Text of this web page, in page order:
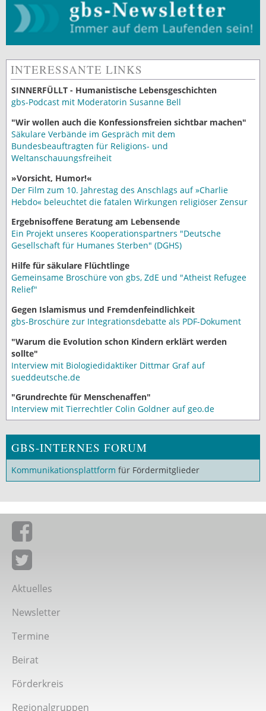
INTERESSANTE LINKS
SINNERFÜLLT - Humanistische Lebensgeschichten
gbs-Podcast mit Moderatorin Susanne Bell
"Wir wollen auch die Konfessionsfreien sichtbar machen"
Säkulare Verbände im Gespräch mit dem
Bundesbeauftragten für Religions- und
Weltanschauungsfreiheit
»Vorsicht, Humor!«
Der Film zum 10. Jahrestag des Anschlags auf »Charlie
Hebdo« beleuchtet die fatalen Wirkungen religiöser Zensur
Ergebnisoffene Beratung am Lebensende
Ein Projekt unseres Kooperationspartners "Deutsche
Gesellschaft für Humanes Sterben" (DGHS)
Hilfe für säkulare Flüchtlinge
Gemeinsame Broschüre von gbs, ZdE und "Atheist Refugee
Relief"
Gegen Islamismus und Fremdenfeindlichkeit
gbs-Broschüre zur Integrationsdebatte als PDF-Dokument
"Warum die Evolution schon Kindern erklärt werden
sollte"
Interview mit Biologiedidaktiker Dittmar Graf auf
sueddeutsche.de
"Grundrechte für Menschenaffen"
Interview mit Tierrechtler Colin Goldner auf geo.de
GBS-INTERNES FORUM
Kommunikationsplattform für Fördermitglieder
Giordano-Bruno-Stiftung auf Facebook
Giordano-Bruno-Stiftung bei Twitter
Aktuelles
Newsletter
Termine
Beirat
Förderkreis
Regionalgruppen